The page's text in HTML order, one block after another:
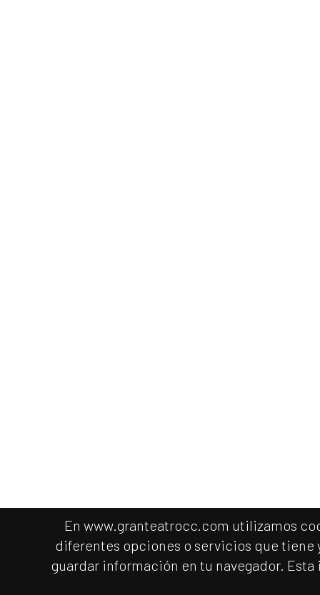
En www.granteatrocc.com utilizamos
diferentes opciones o servicios que tiene
guardar información en tu navegador.